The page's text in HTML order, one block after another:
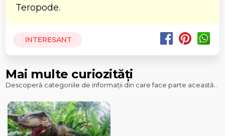
Teropode.
INTERESANT
Mai multe curiozități
Descoperă categoriile de informații din care face parte această..